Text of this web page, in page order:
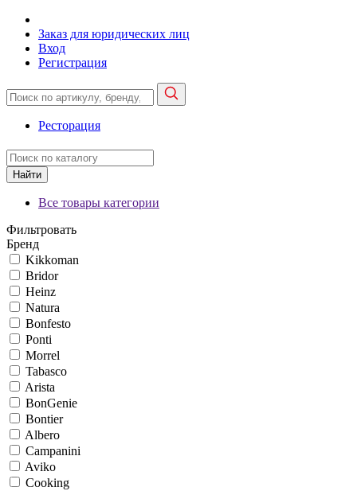
Заказ для юридических лиц
Вход
Регистрация
Ресторация
Найти
Все товары категории
Фильтровать
Бренд
Kikkoman
Bridor
Heinz
Natura
Bonfesto
Ponti
Morrel
Tabasco
Arista
BonGenie
Bontier
Albero
Campanini
Aviko
Cooking